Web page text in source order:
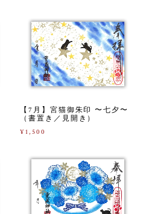
【7月】宮猫御朱印 〜七夕〜
（書置き／見開き）
¥1,500